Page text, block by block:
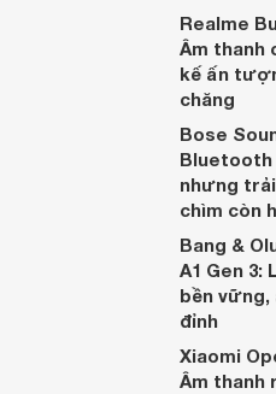
Realme
Âm thanh
kế ấn
chăng
Bose
Bluetooth
nhưng
chìm còn
Bang &
A1 Gen 3:
bền vững,
đỉnh
Xiaomi
Âm thanh